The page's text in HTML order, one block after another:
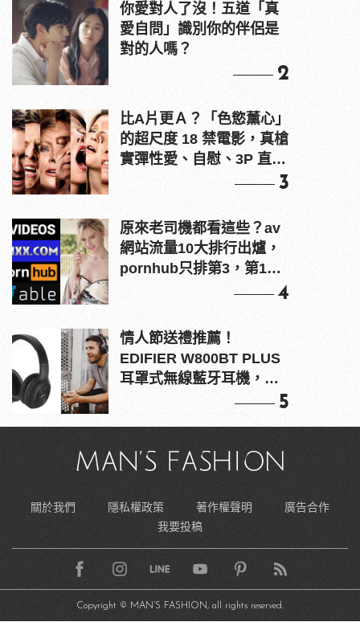
你愛對人了沒！五道「真
愛自問」識別你的伴侶是
對的人嗎？
2
比A片更Ａ？「色慾薰心」
的超尺度 18 禁電影，真槍
實彈性愛、自慰、3P 直接
3
原來老司機都看這些？av
網站流量10大排行出爐，
pornhub只排第3，第1名
4
情人節送禮推薦！
EDIFIER W800BT PLUS
耳罩式無線藍牙耳機，在
5
關於我們 隱私權政策 著作權聲明
廣告合作
我要投稿
Copyright © MAN’S FASHION, all rights reserved.